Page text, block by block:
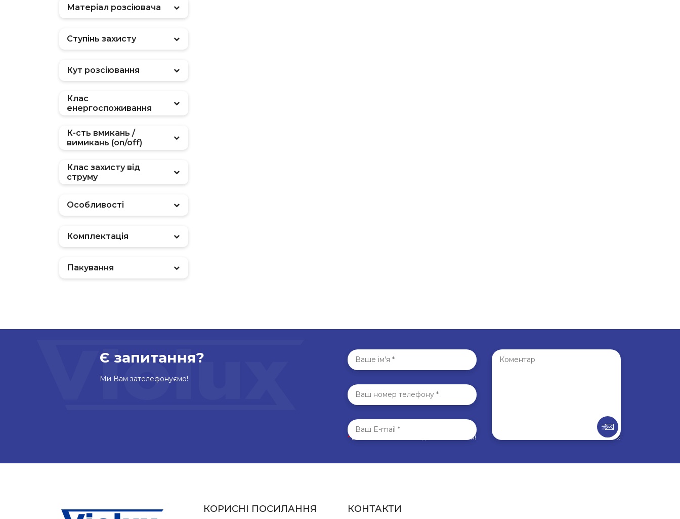
Матеріал розсіювача
Ступінь захисту
Кут розсіювання
Клас
енергоспоживання
К-сть вмикань /
вимикань (on/off)
Клас захисту від
струму
Особливості
Комплектація
Пакування
Є запитання?
Ми Вам зателефонуємо!
*Всі поля обов’язкові для заповнення!
КОРИСНІ ПОСИЛАННЯ КОНТАКТИ